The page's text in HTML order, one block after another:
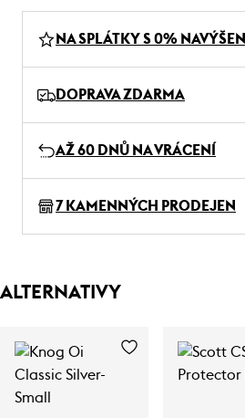
NA SPLÁTKY S 0% NAVÝŠENÍ
DOPRAVA ZDARMA
AŽ 60 DNŮ NA VRÁCENÍ
7 KAMENNÝCH PRODEJEN
ALTERNATIVY